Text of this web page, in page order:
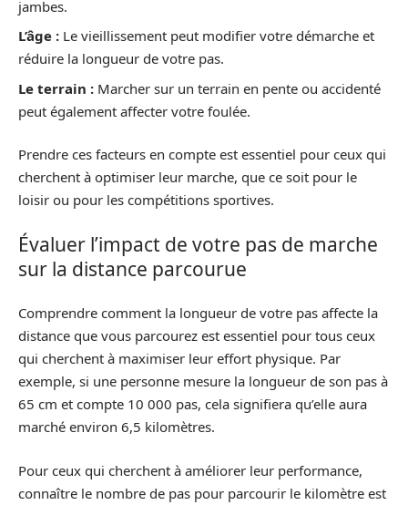
jambes.
L’âge : Le vieillissement peut modifier votre démarche et
réduire la longueur de votre pas.
Le terrain : Marcher sur un terrain en pente ou accidenté
peut également affecter votre foulée.
Prendre ces facteurs en compte est essentiel pour ceux qui
cherchent à optimiser leur marche, que ce soit pour le
loisir ou pour les compétitions sportives.
Évaluer l’impact de votre pas de marche
sur la distance parcourue
Comprendre comment la longueur de votre pas affecte la
distance que vous parcourez est essentiel pour tous ceux
qui cherchent à maximiser leur effort physique. Par
exemple, si une personne mesure la longueur de son pas à
65 cm et compte 10 000 pas, cela signifiera qu’elle aura
marché environ 6,5 kilomètres.
Pour ceux qui cherchent à améliorer leur performance,
connaître le nombre de pas pour parcourir le kilomètre est